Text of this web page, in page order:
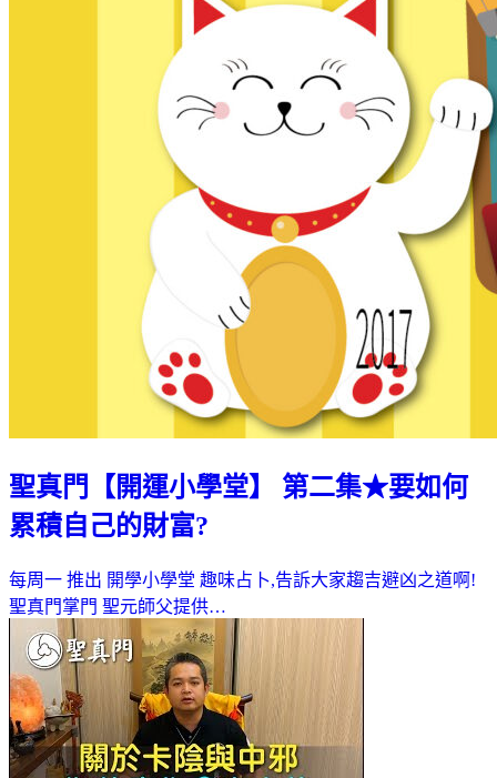
聖真門【開運小學堂】 第二集★要如何
累積自己的財富?
每周一 推出 開學小學堂 趣味占卜,告訴大家趨吉避凶之道啊!
聖真門掌門 聖元師父提供…